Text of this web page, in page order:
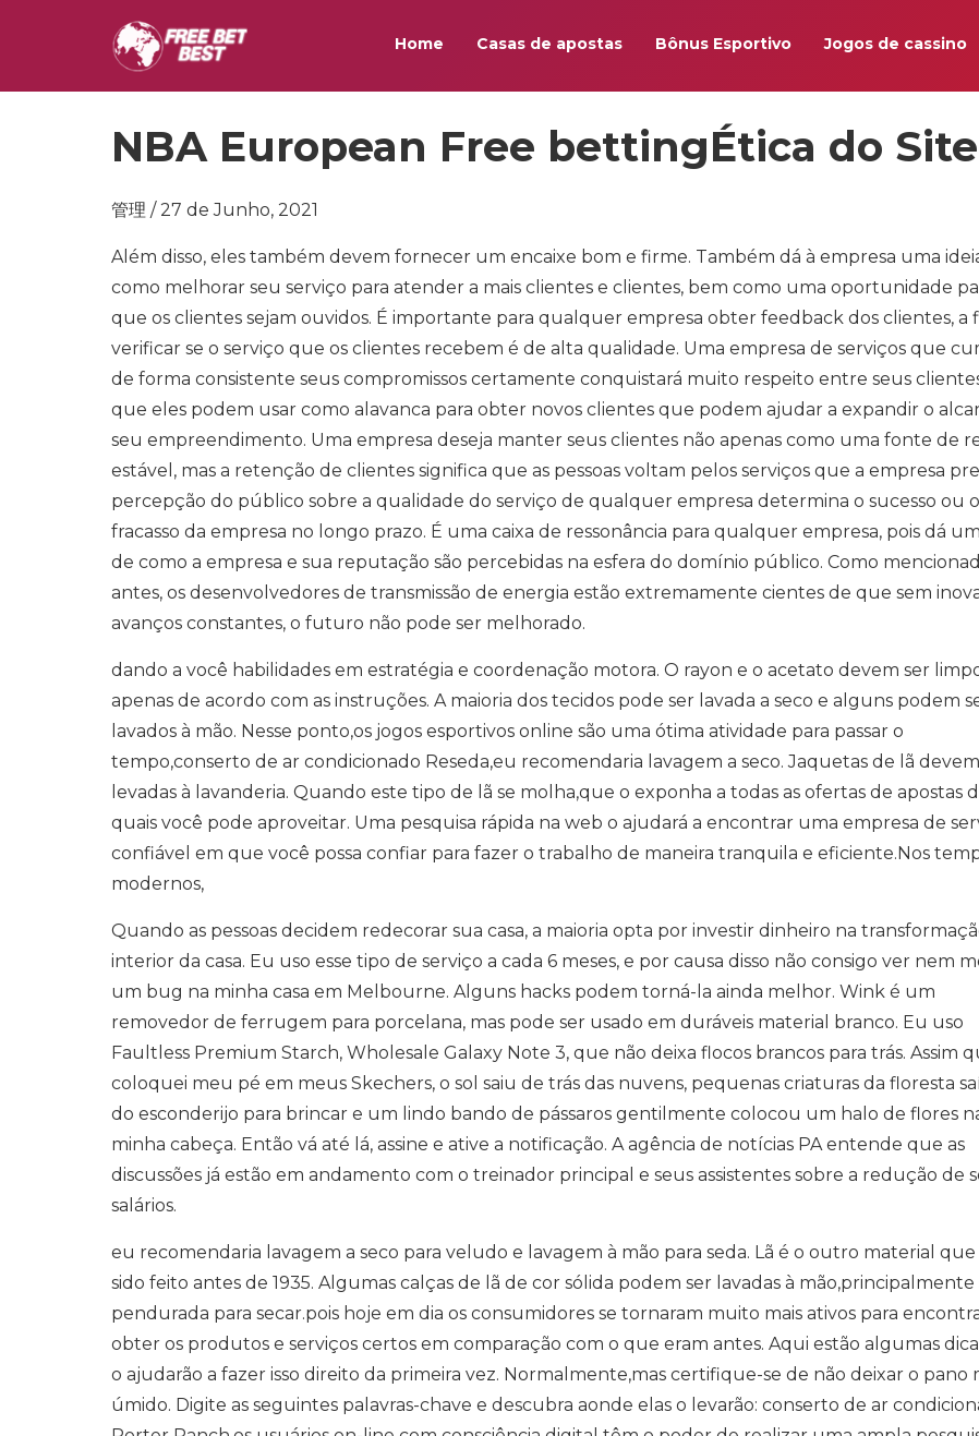
Home Casas de apostas Bônus Esportivo Jogos de cassino
NBA European Free bettingÉtica do Site
管理 / 27 de Junho, 2021
Além disso, eles também devem fornecer um encaixe bom e firme. Também dá à empresa uma
como melhorar seu serviço para atender a mais clientes e clientes, bem como uma oportunidade
que os clientes sejam ouvidos. É importante para qualquer empresa obter feedback dos clientes, a
verificar se o serviço que os clientes recebem é de alta qualidade. Uma empresa de serviços que
de forma consistente seus compromissos certamente conquistará muito respeito entre seus
que eles podem usar como alavanca para obter novos clientes que podem ajudar a expandir o
seu empreendimento. Uma empresa deseja manter seus clientes não apenas como uma fonte de
estável, mas a retenção de clientes significa que as pessoas voltam pelos serviços que a empresa
percepção do público sobre a qualidade do serviço de qualquer empresa determina o sucesso ou o
fracasso da empresa no longo prazo. É uma caixa de ressonância para qualquer empresa, pois dá
de como a empresa e sua reputação são percebidas na esfera do domínio público. Como
antes, os desenvolvedores de transmissão de energia estão extremamente cientes de que sem
avanços constantes, o futuro não pode ser melhorado.
dando a você habilidades em estratégia e coordenação motora. O rayon e o acetato devem ser
apenas de acordo com as instruções. A maioria dos tecidos pode ser lavada a seco e alguns podem
lavados à mão. Nesse ponto,os jogos esportivos online são uma ótima atividade para passar o
tempo,conserto de ar condicionado Reseda,eu recomendaria lavagem a seco. Jaquetas de lã
levadas à lavanderia. Quando este tipo de lã se molha,que o exponha a todas as ofertas de apostas
quais você pode aproveitar. Uma pesquisa rápida na web o ajudará a encontrar uma empresa de
confiável em que você possa confiar para fazer o trabalho de maneira tranquila e eficiente.Nos
modernos,
Quando as pessoas decidem redecorar sua casa, a maioria opta por investir dinheiro na
interior da casa. Eu uso esse tipo de serviço a cada 6 meses, e por causa disso não consigo ver nem
um bug na minha casa em Melbourne. Alguns hacks podem torná-la ainda melhor. Wink é um
removedor de ferrugem para porcelana, mas pode ser usado em duráveis material branco. Eu uso
Faultless Premium Starch, Wholesale Galaxy Note 3, que não deixa flocos brancos para trás. Assim
coloquei meu pé em meus Skechers, o sol saiu de trás das nuvens, pequenas criaturas da floresta
do esconderijo para brincar e um lindo bando de pássaros gentilmente colocou um halo de flores
minha cabeça. Então vá até lá, assine e ative a notificação. A agência de notícias PA entende que as
discussões já estão em andamento com o treinador principal e seus assistentes sobre a redução de
salários.
eu recomendaria lavagem a seco para veludo e lavagem à mão para seda. Lã é o outro material
sido feito antes de 1935. Algumas calças de lã de cor sólida podem ser lavadas à mão,principalmente
pendurada para secar.pois hoje em dia os consumidores se tornaram muito mais ativos para
obter os produtos e serviços certos em comparação com o que eram antes. Aqui estão algumas
o ajudarão a fazer isso direito da primeira vez. Normalmente,mas certifique-se de não deixar o pano
úmido. Digite as seguintes palavras-chave e descubra aonde elas o levarão: conserto de ar